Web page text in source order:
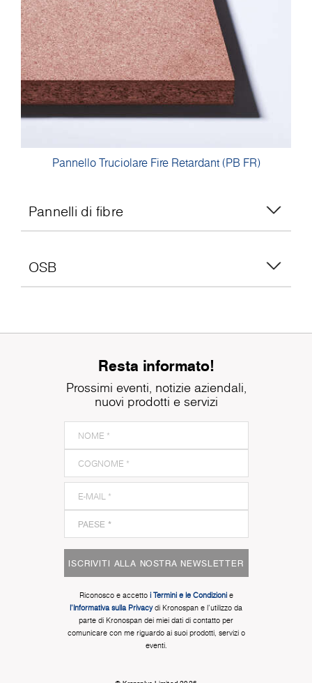
Pannello Truciolare Fire Retardant (PB FR)
Pannelli di fibre
OSB
Resta informato!
Prossimi eventi, notizie aziendali,
nuovi prodotti e servizi
ISCRIVITI ALLA NOSTRA NEWSLETTER
Riconosco e accetto i Termini e le Condizionie
l'Informativa sulla Privacydi Kronospan e l'utilizzo da
parte di Kronospan dei miei dati di contatto per
comunicare con me riguardo ai suoi prodotti, servizi o
eventi.